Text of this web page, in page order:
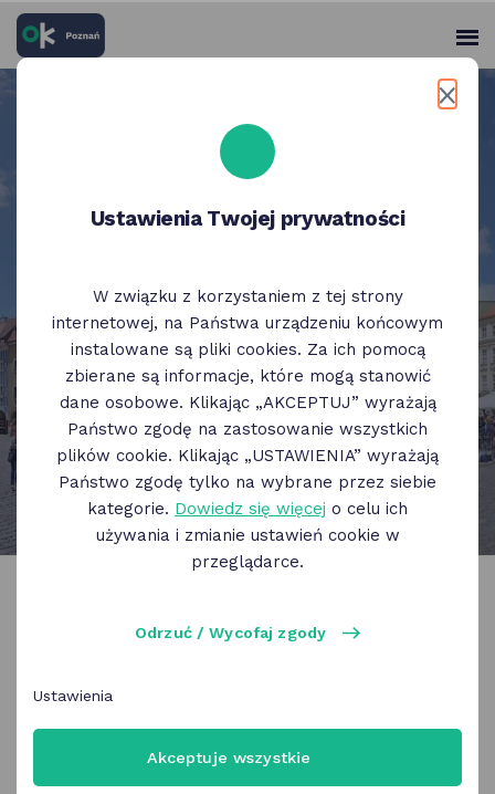
skróty
głównych
Panel
Zniżka na parkowanie z OK
Poznań
następny
slajd
poprzedni
slajd
slajder
włączony
Pakiet korzyści
Ustawienia Twojej prywatności
W związku z korzystaniem z tej strony
internetowej, na Państwa urządzeniu końcowym
instalowane są pliki cookies. Za ich pomocą
zbierane są informacje, które mogą stanowić
dane osobowe. Klikając „AKCEPTUJ” wyrażają
Państwo zgodę na zastosowanie wszystkich
plików cookie. Klikając „USTAWIENIA” wyrażają
Państwo zgodę tylko na wybrane przez siebie
kategorie. Dowiedz się więcej o celu ich
używania i zmianie ustawień cookie w
przeglądarce.
Odrzuć / Wycofaj zgody
Ustawienia
Akceptuje wszystkie